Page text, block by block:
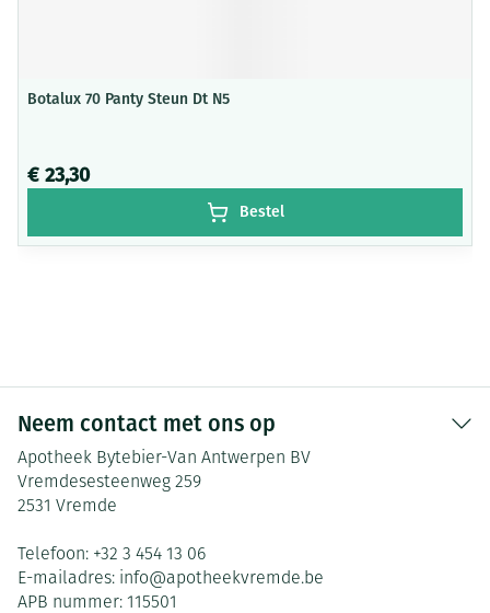
Botalux 70 Panty Steun Dt N5
€ 23,30
Bestel
Neem contact met ons op
Apotheek Bytebier-Van Antwerpen BV
Vremdesesteenweg 259
2531 Vremde
Telefoon: +32 3 454 13 06
E-mailadres: info@apotheekvremde.be
APB nummer: 115501